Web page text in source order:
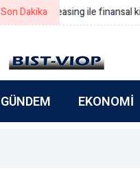
Son Dakika Simeonov:
GÜNDEM EKONOMI